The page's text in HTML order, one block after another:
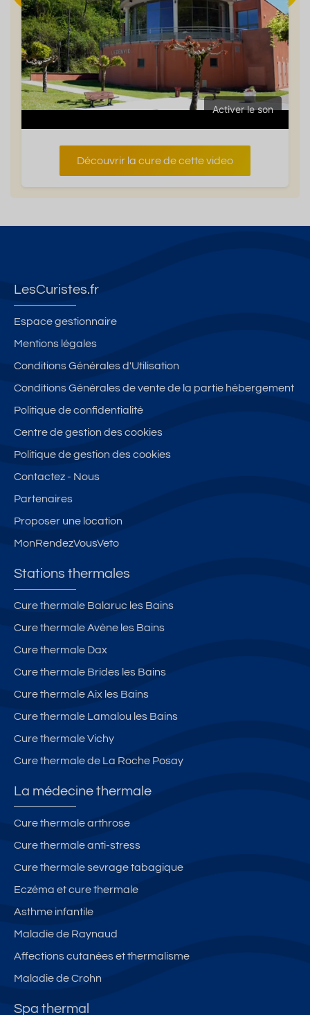
Activer le son
Découvrir la cure de cette video
LesCuristes.fr
Espace gestionnaire
Mentions légales
Conditions Générales d'Utilisation
Conditions Générales de vente de la partie hébergement
Politique de confidentialité
Centre de gestion des cookies
Politique de gestion des cookies
Contactez - Nous
Partenaires
Proposer une location
MonRendezVousVeto
Stations thermales
Cure thermale Balaruc les Bains
Cure thermale Avène les Bains
Cure thermale Dax
Cure thermale Brides les Bains
Cure thermale Aix les Bains
Cure thermale Lamalou les Bains
Cure thermale Vichy
Cure thermale de La Roche Posay
La médecine thermale
Cure thermale arthrose
Cure thermale anti-stress
Cure thermale sevrage tabagique
Eczéma et cure thermale
Asthme infantile
Maladie de Raynaud
Affections cutanées et thermalisme
Maladie de Crohn
Spa thermal